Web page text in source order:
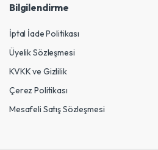
Bilgilendirme
İptal İade Politikası
Üyelik Sözleşmesi
KVKK ve Gizlilik
Çerez Politikası
Mesafeli Satış Sözleşmesi